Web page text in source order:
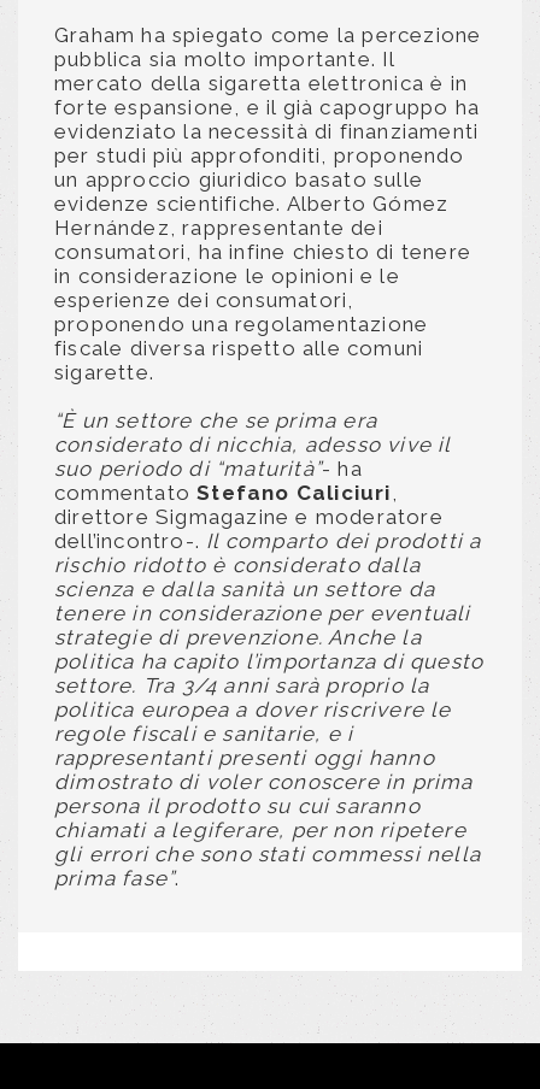
Graham ha spiegato come la percezione
pubblica sia molto importante. Il
mercato della sigaretta elettronica è in
forte espansione, e il già capogruppo ha
evidenziato la necessità di finanziamenti
per studi più approfonditi, proponendo
un approccio giuridico basato sulle
evidenze scientifiche. Alberto Gómez
Hernández, rappresentante dei
consumatori, ha infine chiesto di tenere
in considerazione le opinioni e le
esperienze dei consumatori,
proponendo una regolamentazione
fiscale diversa rispetto alle comuni
sigarette.
“È un settore che se prima era
considerato di nicchia, adesso vive il
suo periodo di “maturità”- ha
commentatoStefano Caliciuri,
direttore Sigmagazine e moderatore
dell’incontro-. Il comparto dei prodotti a
rischio ridotto è considerato dalla
scienza e dalla sanità un settore da
tenere in considerazione per eventuali
strategie di prevenzione. Anche la
politica ha capito l’importanza di questo
settore. Tra 3/4 anni sarà proprio la
politica europea a dover riscrivere le
regole fiscali e sanitarie, e i
rappresentanti presenti oggi hanno
dimostrato di voler conoscere in prima
persona il prodotto su cui saranno
chiamati a legiferare, per non ripetere
gli errori che sono stati commessi nella
prima fase”.